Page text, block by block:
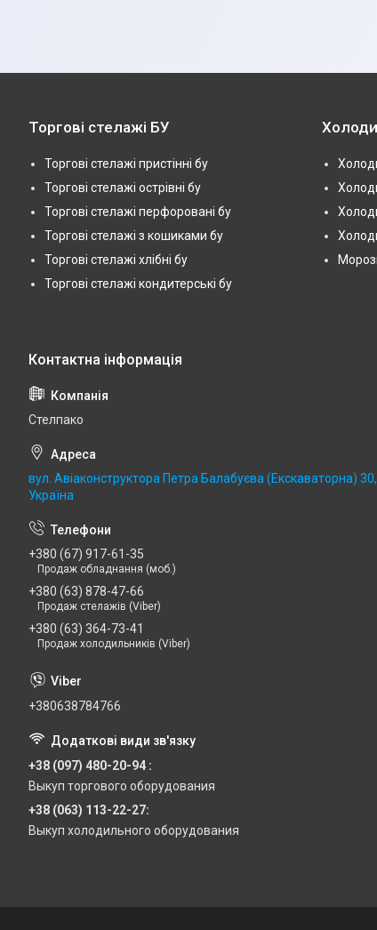
Торгові стелажі БУ
Торгові стелажі пристінні бу
Торгові стелажі острівні бу
Торгові стелажі перфоровані бу
Торгові стелажі з кошиками бу
Торгові стелажі хлібні бу
Торгові стелажі кондитерські бу
Стелпако
вул. Авіаконструктора Петра Балабуєва (Екскаваторна)
Україна
+380 (67) 917-61-35
Продаж обладнання (моб.)
+380 (63) 878-47-66
Продаж стелажів (Viber)
+380 (63) 364-73-41
Продаж холодильників (Viber)
+380638784766
+38 (097) 480-20-94
Выкуп торгового оборудования
+38 (063) 113-22-27
Выкуп холодильного оборудования